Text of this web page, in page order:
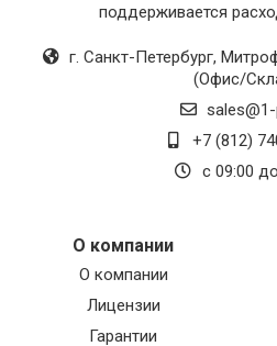
поддерживается
г. Санкт-Петербург,
(Офис/
+7 (812)
с 09:00
О компании
О компании
Лицензии
Гарантии